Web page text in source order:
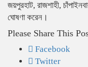
জয়পুরহাট, রাজশাহী,
ঘোষণা করেন।
Please Share This
Facebook
Twitter